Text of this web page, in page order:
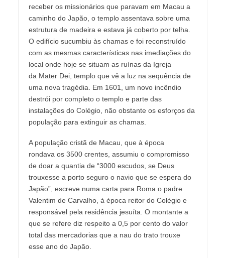
receber os missionários que paravam em Macau a
caminho do Japão, o templo assentava sobre uma
estrutura de madeira e estava já coberto por telha.
O edifício sucumbiu às chamas e foi reconstruído
com as mesmas características nas imediações do
local onde hoje se situam as ruínas da Igreja
da Mater Dei, templo que vê a luz na sequência de
uma nova tragédia. Em 1601, um novo incêndio
destrói por completo o templo e parte das
instalações do Colégio, não obstante os esforços da
população para extinguir as chamas.
A população cristã de Macau, que à época
rondava os 3500 crentes, assumiu o compromisso
de doar a quantia de “3000 escudos, se Deus
trouxesse a porto seguro o navio que se espera do
Japão”, escreve numa carta para Roma o padre
Valentim de Carvalho, à época reitor do Colégio e
responsável pela residência jesuíta. O montante a
que se refere diz respeito a 0,5 por cento do valor
total das mercadorias que a nau do trato trouxe
esse ano do Japão.